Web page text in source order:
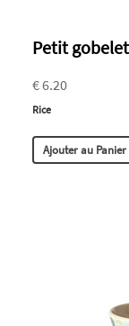
Petit
€ 6.20
Rice
Ajouter au Panier